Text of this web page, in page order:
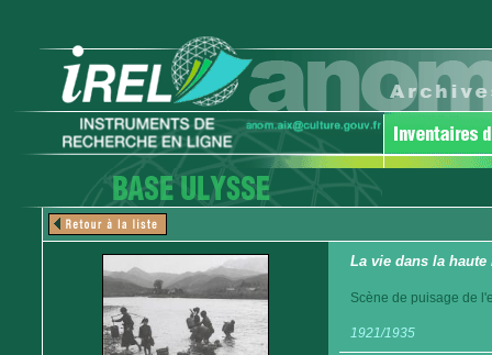
La vie dans la haute
Scène de puisage de
1921/1935